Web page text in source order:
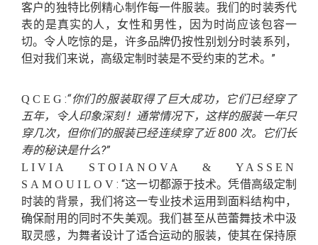
客户的独特比例精心制作每一件服装。我们的时装秀代
表的是真实的人，女性和男性，因为时尚应该包容一
切。令人吃惊的是，许多品牌仍按性别划分时装系列，
但对我们来说，高级定制时装是不受约束的艺术。”
QCEG :“你们的服装取得了巨大成功，它们已经穿了
五年，令人印象深刻！通常情况下，这样的服装一年只
穿几次，但你们的服装已经连续穿了近 800 次。它们长
寿的秘诀是什么?”
LIVIA STOIANOVA & YASSEN
SAMOUILOV : “这一切都源于技术。凭借高级定制
时装的背景，我们将这一专业技术运用到面料结构中，
确保耐用的同时不失美观。我们甚至从芭蕾舞技术中汲
取灵感，为舞者设计了适合运动的服装，使其在保持原